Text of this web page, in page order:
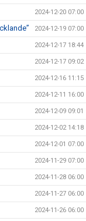
2024-12-20 07:00
2024-12-19 07:00
2024-12-17 18:44
2024-12-17 09:02
2024-12-16 11:15
2024-12-11 16:00
2024-12-09 09:01
2024-12-02 14:18
2024-12-01 07:00
2024-11-29 07:00
2024-11-28 06:00
2024-11-27 06:00
2024-11-26 06:00